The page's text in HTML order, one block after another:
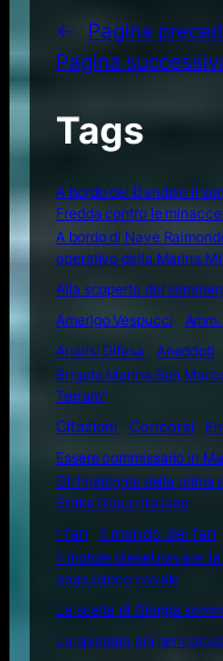
←
Pagina
Pagina
Tags
A bordo del Dandolo il
Fredda contro le
A bordo di Nave
operativo della Marina
Alla scoperta del
Amerigo Vespucci
Analisi Difesa
Aneddoti
Brigata Marina San
Terram"
Citazioni
Concorsi
Essere commissario in
Gli highlights della prima
Strike Group italiano
I fari
Il mondo dei fari
Il motore diesel navale:
propulsione navale
La scelta di Giorgia
La spiaggia più